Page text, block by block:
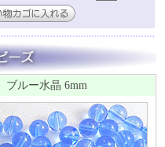
ブルー水晶 6mm